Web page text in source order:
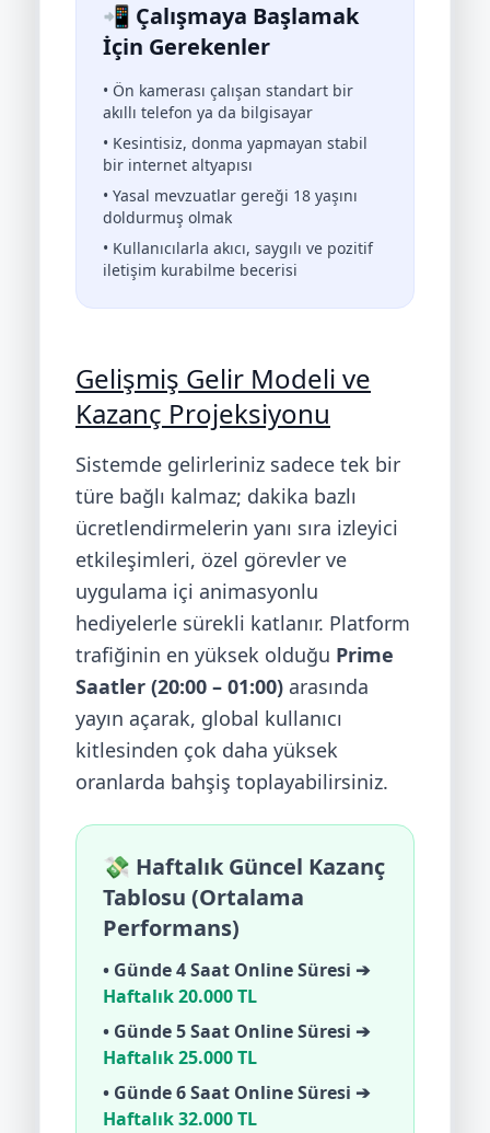
📲 Çalışmaya Başlamak
İçin Gerekenler
• Ön kamerası çalışan standart bir
akıllı telefon ya da bilgisayar
• Kesintisiz, donma yapmayan stabil
bir internet altyapısı
• Yasal mevzuatlar gereği 18 yaşını
doldurmuş olmak
• Kullanıcılarla akıcı, saygılı ve pozitif
iletişim kurabilme becerisi
Gelişmiş Gelir Modeli ve
Kazanç Projeksiyonu
Sistemde gelirleriniz sadece tek bir
türe bağlı kalmaz; dakika bazlı
ücretlendirmelerin yanı sıra izleyici
etkileşimleri, özel görevler ve
uygulama içi animasyonlu
hediyelerle sürekli katlanır. Platform
trafiğinin en yüksek olduğu Prime
Saatler (20:00 – 01:00) arasında
yayın açarak, global kullanıcı
kitlesinden çok daha yüksek
oranlarda bahşiş toplayabilirsiniz.
💸 Haftalık Güncel Kazanç
Tablosu (Ortalama
Performans)
• Günde 4 Saat Online Süresi ➔
Haftalık 20.000 TL
• Günde 5 Saat Online Süresi ➔
Haftalık 25.000 TL
• Günde 6 Saat Online Süresi ➔
Haftalık 32.000 TL